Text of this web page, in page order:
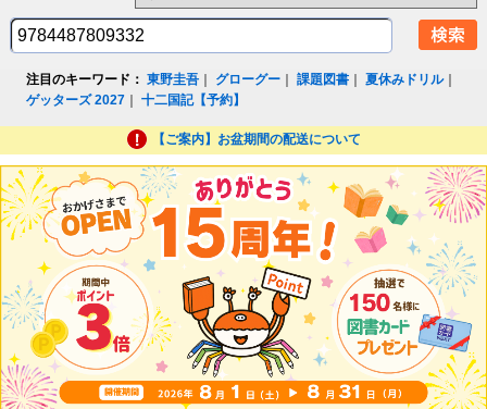
注目のキーワード： 東野圭吾 グローグー ｜課題図書 ｜夏休みドリル｜
ゲッターズ 2027 ｜十二国記【予約】
【ご案内】お盆期間の配送について